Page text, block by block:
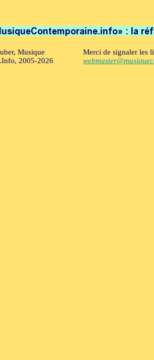
Musique
2005-2026
Merci de signaler les